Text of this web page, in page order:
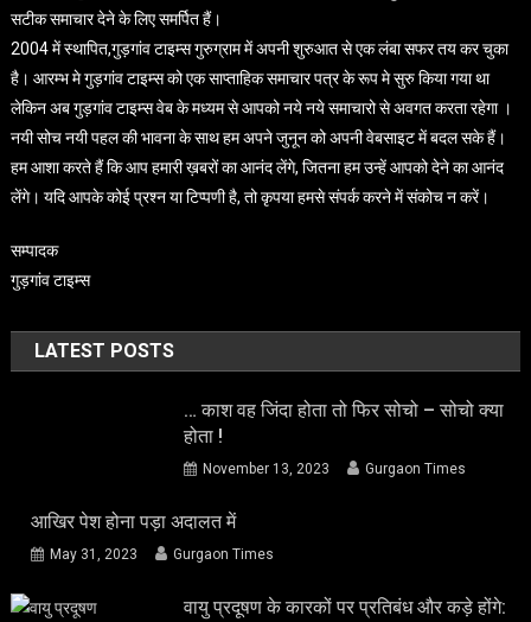
सटीक समाचार देने के लिए समर्पित हैं।
2004 में स्थापित,गुड़गांव टाइम्स गुरुग्राम में अपनी शुरुआत से एक लंबा सफर तय कर चुका
है। आरम्भ मे गुड़गांव टाइम्स को एक साप्ताहिक समाचार पत्र के रूप मे सुरु किया गया था
लेकिन अब गुड़गांव टाइम्स वेब के मध्यम से आपको नये नये समाचारो से अवगत करता रहेगा ।
नयी सोच नयी पहल की भावना के साथ हम अपने जुनून को अपनी वेबसाइट में बदल सके हैं।
हम आशा करते हैं कि आप हमारी ख़बरों का आनंद लेंगे, जितना हम उन्हें आपको देने का आनंद
लेंगे। यदि आपके कोई प्रश्न या टिप्पणी है, तो कृपया हमसे संपर्क करने में संकोच न करें।
सम्पादक
गुड़गांव टाइम्स
LATEST POSTS
… काश वह जिंदा होता तो फिर सोचो – सोचो क्या
होता !
November 13, 2023 Gurgaon Times
आखिर पेश होना पड़ा अदालत में
May 31, 2023 Gurgaon Times
वायु प्रदूषण के कारकों पर प्रतिबंध और कड़े होंगे: